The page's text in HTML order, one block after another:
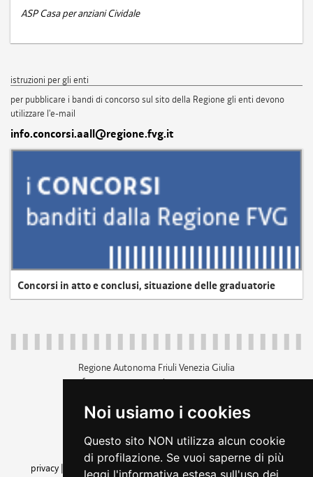
Noi usiamo i cookies
Questo sito NON utilizza alcun cookie
di profilazione. Se vuoi saperne di più
leggi l'informativa estesa sull'uso dei
ASP Casa per anziani Cividale
istruzioni per gli enti
per pubblicare i bandi di concorso sul sito della Regione gli enti devono
utilizzare l'e-mail
info.concorsi.aall@regione.fvg.it
Concorsi in atto e conclusi, situazione delle graduatorie
Regione Autonoma Friuli Venezia Giulia
c.f. 80014930327; p.iva 00526040324
+39 040 3771111
amministrazione trasparente
privacy
cookie |note legali accessibilità
dichiarazione di